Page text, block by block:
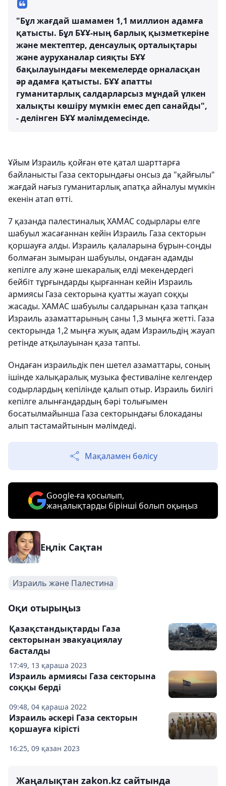
"Бұл жағдай шамамен 1,1 миллион адамға
қатысты. Бұл БҰҰ-ның барлық қызметкеріне
және мектептер, денсаулық орталықтары
және ауруханалар сияқты БҰҰ
бақылауындағы мекемелерде орналасқан
әр адамға қатысты. БҰҰ апатты
гуманитарлық салдарларсыз мұндай үлкен
халықты көшіру мүмкін емес деп санайды",
- делінген БҰҰ мәлімдемесінде.
Ұйым Израиль қойған өте қатал шарттарға
байланысты Газа секторындағы онсыз да "қайғылы"
жағдай нағыз гуманитарлық апатқа айналуы мүмкін
екенін атап өтті.
7 қазанда палестиналық ХАМАС содырлары елге
шабуыл жасағаннан кейін Израиль Газа секторын
қоршауға алды. Израиль қалаларына бұрын-соңды
болмаған зымыран шабуылы, ондаған адамды
кепілге алу және шекаралық елді мекендердегі
бейбіт тұрғындарды қырғаннан кейін Израиль
армиясы Газа секторына қуатты жауап соққы
жасады. ХАМАС шабуылы салдарынан қаза тапқан
Израиль азаматтарының саны 1,3 мыңға жетті. Газа
секторында 1,2 мыңға жуық адам Израильдің жауап
ретінде атқылауынан қаза тапты.
Ондаған израильдік пен шетел азаматтары, соның
ішінде халықаралық музыка фестиваліне келгендер
содырлардың кепілінде қалып отыр. Израиль билігі
кепілге алынғандардың бәрі толығымен
босатылмайынша Газа секторындағы блокаданы
алып тастамайтынын мәлімдеді.
Мақаламен бөлісу
Google-ға қосылып,
жаңалықтарды бірінші болып оқыңыз
Еңлік Сақтан
Израиль және Палестина
Оқи отырыңыз
17:49, 13 қараша 2023
Қазақстандықтарды Газа
секторынан эвакуациялау
басталды
09:48, 04 қараша 2022
Израиль армиясы Газа секторына
соққы берді
16:25, 09 қазан 2023
Израиль әскері Газа секторын
қоршауға кірісті
Жаңалықтан zakon.kz сайтында